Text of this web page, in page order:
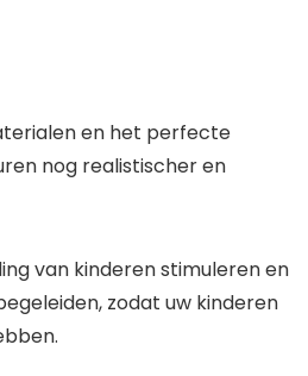
en het perfecte
nog realistischer en
van kinderen stimuleren en
zodat uw kinderen